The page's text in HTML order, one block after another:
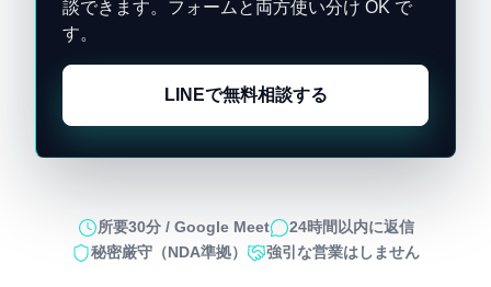
談できます。フォームと両方使い分け OK で
す。
LINEで無料相談する
所要30分 / Google Meet
24時間以内に返信
秘密厳守（NDA準拠）
強引な営業はしません